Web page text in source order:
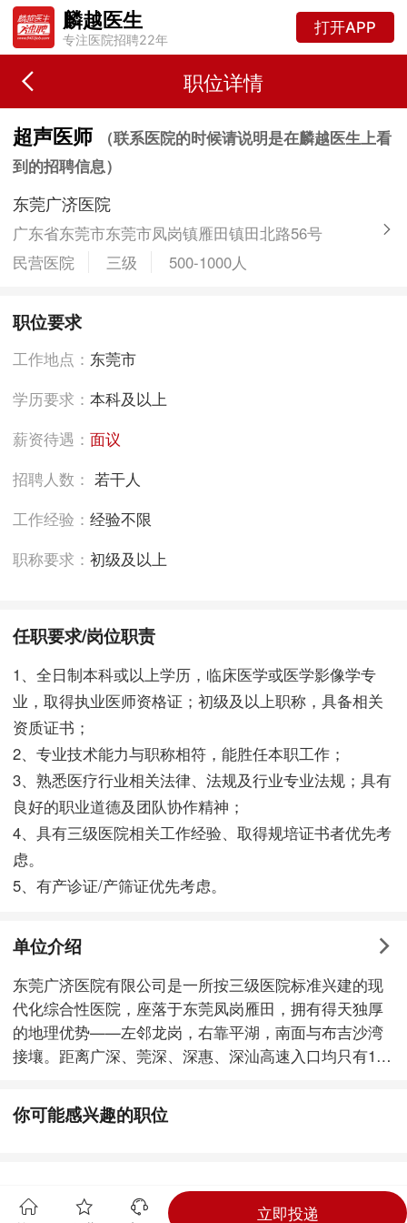
麟越医生
专注医院招聘22年
打开APP
职位详情
超声医师
（联系医院的时候请说明是在麟越医生上看
到的招聘信息）
东莞广济医院
广东省东莞市东莞市凤岗镇雁田镇田北路56号
民营医院
三级 500-1000人
职位要求
工作地点： 东莞市
学历要求：本科及以上
薪资待遇：面议
招聘人数：若干人
工作经验：经验不限
职称要求：初级及以上
任职要求/岗位职责
1、全日制本科或以上学历，临床医学或医学影像学专
业，取得执业医师资格证；初级及以上职称，具备相关
资质证书；
2、专业技术能力与职称相符，能胜任本职工作；
3、熟悉医疗行业相关法律、法规及行业专业法规；具有
良好的职业道德及团队协作精神；
4、具有三级医院相关工作经验、取得规培证书者优先考
虑。
5、有产诊证/产筛证优先考虑。
单位介绍
东莞广济医院有限公司是一所按三级医院标准兴建的现
代化综合性医院，座落于东莞凤岗雁田，拥有得天独厚
的地理优势——左邻龙岗，右靠平湖，南面与布吉沙湾
接壤。距离广深、莞深、深惠、深汕高速入口均只有10
分钟车程，交通十分便捷。 医院2005年5月试
业开诊，占地面积8万平方米，业务用房面积达5万多平
大平板数字减影血管造影机(DSA)、德国西门子三维彩
你可能感兴趣的职位
立即投递